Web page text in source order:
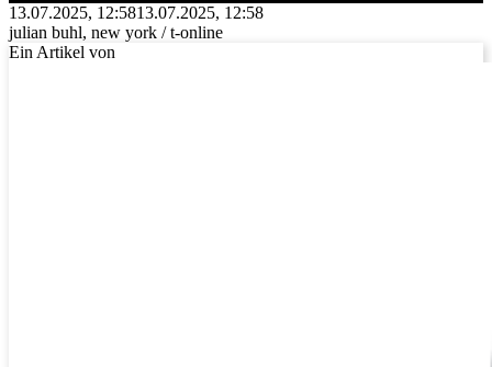
13.07.2025, 12:5813.07.2025, 12:58
julian buhl, new york / t-online
Ein Artikel von